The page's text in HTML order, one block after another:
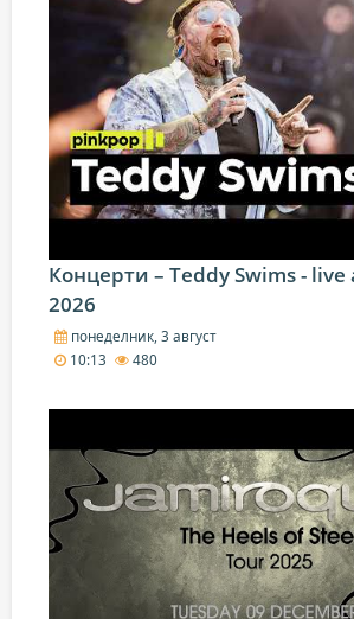
Концерти – Teddy Swims -
2026
понеделник, 3 август
10:13
480